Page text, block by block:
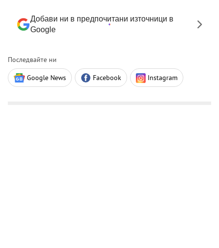
Добави ни в предпочитани източници в
Google
Последвайте ни
Google News Facebook Instagram